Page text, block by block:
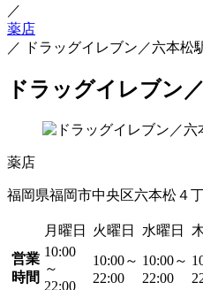
／
薬店
／
ドラッグイレブン／六本松
ドラッグイレブン
薬店
福岡県福岡市中央区六本松４
月曜日 火曜日 水曜日
営業
時間
10:00
～
22:00
10:00～
22:00
10:00～
22:00